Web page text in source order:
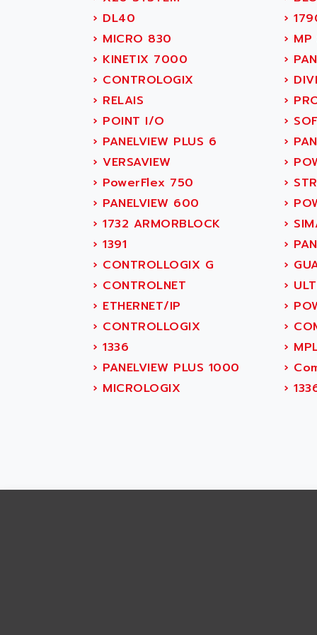
PANEL
OPERATOR PANEL
APRIL 2000
APRIL 7000
SMC50
SMC600
SMC25 et SMC 35
SMC 50 / SMC 600
SMC 600
SMC
ABASK
ABB
ABB AS ROBOTIC
ABB REPAIR DEPT
ABB ROBOTICS
ABC VISION
ABD
ABG
ABL SURSUM
ABLE SYSTEMS
ABLIC
ABOUTBATTERIE
ABRACON
ABS COMPUTERS
ABS SYSTEM
ABSOCODER
ABUS
ABUS ELECTRONIC
› DL40 ›
› MICRO 830 › MP
› KINETIX 7000 ›
› CONTROLOGIX ›
› RELAIS ›
› POINT I/O ›
› PANELVIEW PLUS 6 ›
› VERSAVIEW ›
› PowerFlex 750 ›
› PANELVIEW 600 ›
› 1732 ARMORBLOCK ›
› 1391 ›
› CONTROLLOGIX G ›
› CONTROLNET ›
› ETHERNET/IP ›
› CONTROLLOGIX ›
› 1336 ›
› PANELVIEW PLUS 1000 ›
› MICROLOGIX ›